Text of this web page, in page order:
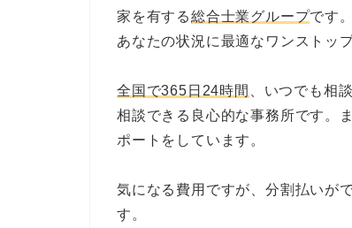
家を有する総合士業グループです
あなたの状況に最適なワンストッ
全国で365日24時間 、いつでも相
相談できる良心的な事務所です。
ポートをしています。
気になる費用ですが、分割払いが
す。